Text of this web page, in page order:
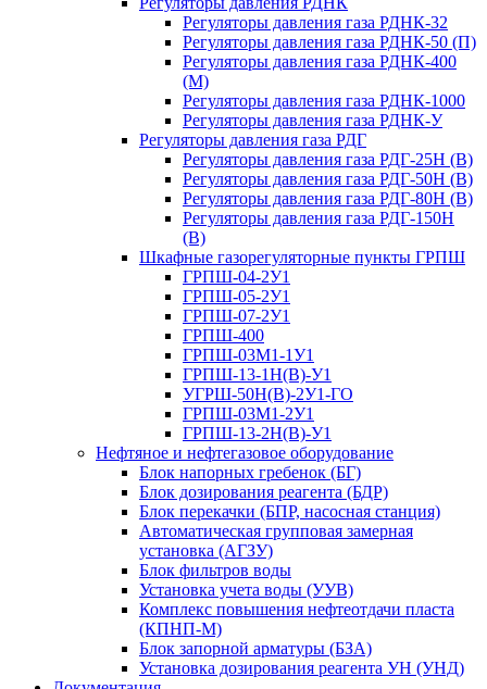
Регуляторы давления газа РДНК-32
Регуляторы давления газа РДНК-50 (П)
Регуляторы давления газа РДНК-400
(М)
Регуляторы давления газа РДНК-1000
Регуляторы давления газа РДНК-У
Регуляторы давления газа РДГ
Регуляторы давления газа РДГ-25Н (В)
Регуляторы давления газа РДГ-50Н (В)
Регуляторы давления газа РДГ-80Н (В)
Регуляторы давления газа РДГ-150Н
(В)
Шкафные газорегуляторные пункты ГРПШ
ГРПШ-04-2У1
ГРПШ-05-2У1
ГРПШ-07-2У1
ГРПШ-400
ГРПШ-03М1-1У1
ГРПШ-13-1Н(В)-У1
УГРШ-50Н(В)-2У1-ГО
ГРПШ-03М1-2У1
ГРПШ-13-2Н(В)-У1
Нефтяное и нефтегазовое оборудование
Блок напорных гребенок (БГ)
Блок дозирования реагента (БДР)
Блок перекачки (БПР, насосная станция)
Автоматическая групповая замерная
установка (АГЗУ)
Блок фильтров воды
Установка учета воды (УУВ)
Комплекс повышения нефтеотдачи пласта
(КПНП-М)
Блок запорной арматуры (БЗА)
Установка дозирования реагента УН (УНД)